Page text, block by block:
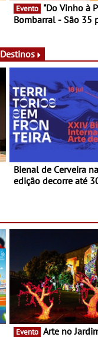
Evento
Bombarral - São 35
Destinos
Bienal de Cerveira
edição decorre até
Evento